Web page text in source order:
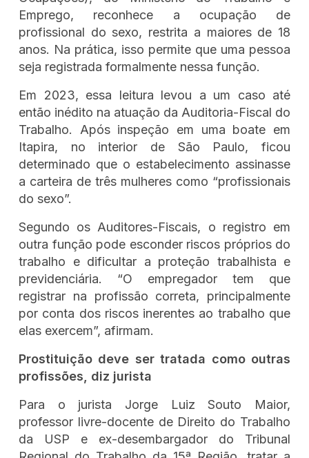
Emprego, reconhece a ocupação de
profissional do sexo, restrita a maiores de 18
anos. Na prática, isso permite que uma pessoa
seja registrada formalmente nessa função.
Em 2023, essa leitura levou a um caso até
então inédito na atuação da Auditoria-Fiscal do
Trabalho. Após inspeção em uma boate em
Itapira, no interior de São Paulo, ficou
determinado que o estabelecimento assinasse
a carteira de três mulheres como “profissionais
do sexo”.
Segundo os Auditores-Fiscais, o registro em
outra função pode esconder riscos próprios do
trabalho e dificultar a proteção trabalhista e
previdenciária. “O empregador tem que
registrar na profissão correta, principalmente
por conta dos riscos inerentes ao trabalho que
elas exercem”, afirmam.
Prostituição deve ser tratada como outras
profissões, diz jurista
Para o jurista Jorge Luiz Souto Maior,
professor livre-docente de Direito do Trabalho
da USP e ex-desembargador do Tribunal